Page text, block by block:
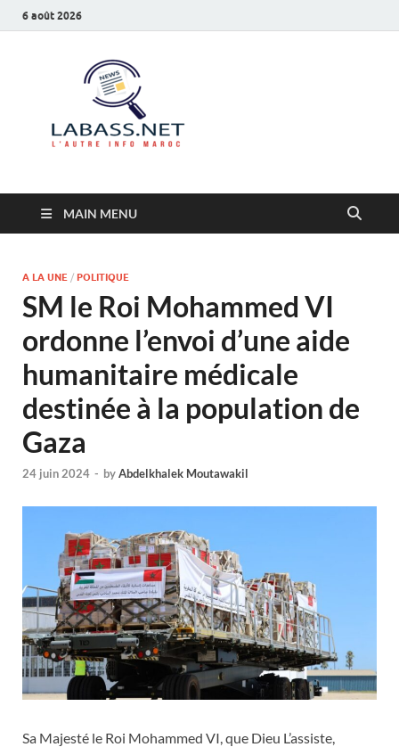
6 août 2026
MAIN MENU
A LA UNE / POLITIQUE
SM le Roi Mohammed VI
ordonne l’envoi d’une aide
humanitaire médicale
destinée à la population de
Gaza
24 juin 2024 - byAbdelkhalek Moutawakil
Sa Majesté le Roi Mohammed VI, que Dieu L’assiste,